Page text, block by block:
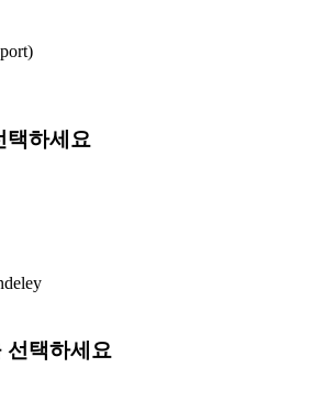
택하세요
선택하세요